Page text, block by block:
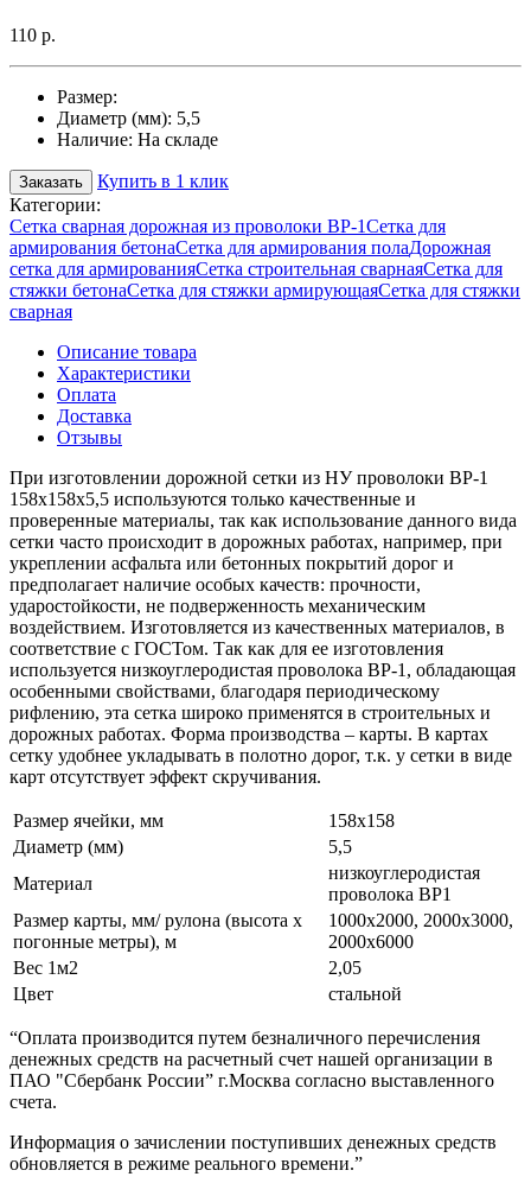
110 р.
Размер:
Диаметр (мм): 5,5
Наличие: На складе
Заказать
Купить в 1 клик
Категории:
Сетка сварная дорожная из проволоки ВР-1Сетка для
армирования бетонаСетка для армирования полаДорожная
сетка для армированияСетка строительная сварнаяСетка для
стяжки бетонаСетка для стяжки армирующаяСетка для стяжки
сварная
Описание товара
Характеристики
Оплата
Доставка
Отзывы
При изготовлении дорожной сетки из НУ проволоки ВР-1
158х158х5,5 используются только качественные и
проверенные материалы, так как использование данного вида
сетки часто происходит в дорожных работах, например, при
укреплении асфальта или бетонных покрытий дорог и
предполагает наличие особых качеств: прочности,
ударостойкости, не подверженность механическим
воздействием. Изготовляется из качественных материалов, в
соответствие с ГОСТом. Так как для ее изготовления
используется низкоуглеродистая проволока ВР-1, обладающая
особенными свойствами, благодаря периодическому
рифлению, эта сетка широко применятся в строительных и
дорожных работах. Форма производства – карты. В картах
сетку удобнее укладывать в полотно дорог, т.к. у сетки в виде
карт отсутствует эффект скручивания.
Размер ячейки, мм
158х158
Диаметр (мм)
5,5
Материал
низкоуглеродистая
проволока ВР1
Размер карты, мм/ рулона (высота х
погонные метры), м
1000х2000, 2000х3000,
2000х6000
Вес 1м2
2,05
Цвет
стальной
“Оплата производится путем безналичного перечисления
денежных средств на расчетный счет нашей организации в
ПАО "Сбербанк России” г.Москва согласно выставленного
счета.
Информация о зачислении поступивших денежных средств
обновляется в режиме реального времени.”